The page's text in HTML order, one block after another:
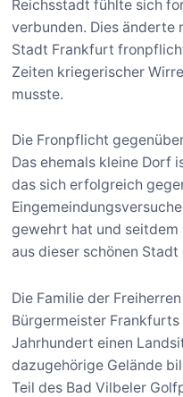
Reichsstadt fühlte sich
verbunden. Dies änderte
Stadt Frankfurt
Zeiten kriegerischer
musste.
Die Fronpflicht
Das ehemals kleine Dorf
das sich erfolgreich
gewehrt hat und seitdem
aus dieser schönen Stadt
Die Familie der
Bürgermeister
Jahrhundert einen
dazugehörige Gelände
Teil des Bad Vilbeler